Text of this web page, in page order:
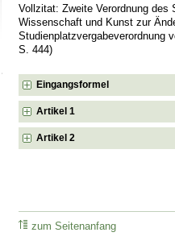
Vollzitat: Zweite Verordnung
Wissenschaft und Kunst zur
Studienplatzvergabeverordnung
S. 444)
Eingangsformel
Artikel 1
Artikel 2
zum Seitenanfang